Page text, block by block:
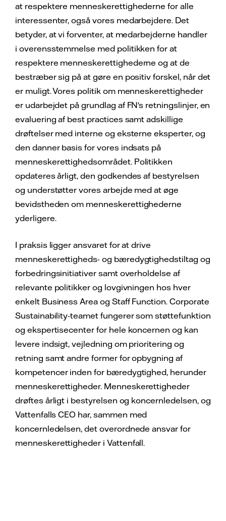
at respektere menneskerettighederne for alle
interessenter, også vores medarbejdere. Det
betyder, at vi forventer, at medarbejderne handler
i overensstemmelse med politikken for at
respektere menneskerettighederne og at de
bestræber sig på at gøre en positiv forskel, når det
er muligt. Vores politik om menneskerettigheder
er udarbejdet på grundlag af FN's retningslinjer, en
evaluering af best practices samt adskillige
drøftelser med interne og eksterne eksperter, og
den danner basis for vores indsats på
menneskerettighedsområdet. Politikken
opdateres årligt, den godkendes af bestyrelsen
og understøtter vores arbejde med at øge
bevidstheden om menneskerettighederne
yderligere.
I praksis ligger ansvaret for at drive
menneskerettigheds- og bæredygtighedstiltag og
forbedringsinitiativer samt overholdelse af
relevante politikker og lovgivningen hos hver
enkelt Business Area og Staff Function. Corporate
Sustainability-teamet fungerer som støttefunktion
og ekspertisecenter for hele koncernen og kan
levere indsigt, vejledning om prioritering og
retning samt andre former for opbygning af
kompetencer inden for bæredygtighed, herunder
menneskerettigheder. Menneskerettigheder
drøftes årligt i bestyrelsen og koncernledelsen, og
Vattenfalls CEO har, sammen med
koncernledelsen, det overordnede ansvar for
menneskerettigheder i Vattenfall.